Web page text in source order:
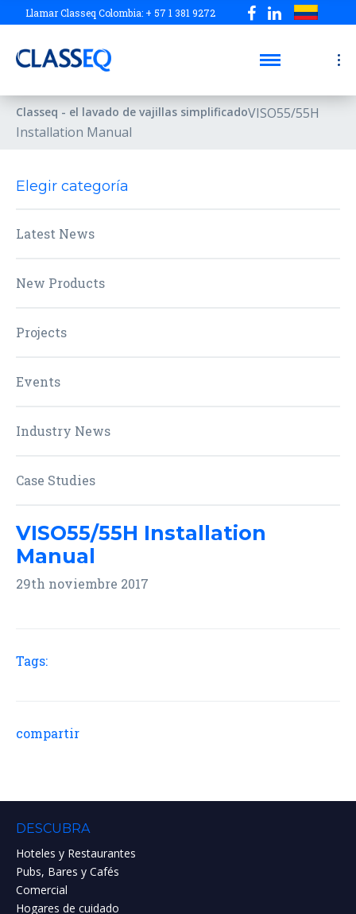
Llamar Classeq Colombia: + 57 1 381 9272
Classeq - el lavado de vajillas simplificadoVISO55/55H
Installation Manual
Elegir categoría
Latest News
New Products
Projects
Events
Industry News
Case Studies
VISO55/55H Installation
Manual
29th noviembre 2017
Tags:
compartir
DESCUBRA
Hoteles y Restaurantes
Pubs, Bares y Cafés
Comercial
Hogares de cuidado